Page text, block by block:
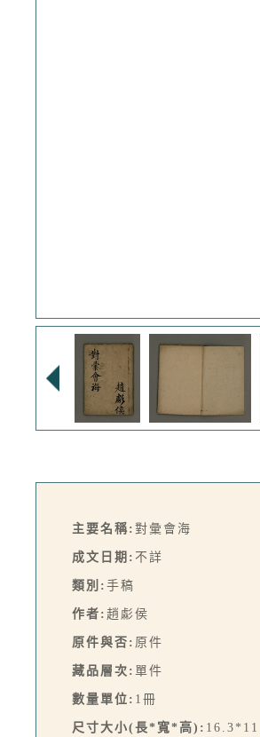
主要名稱: 對彙會海
成文日期: 不詳
類別: 手稿
作者: 趙虨侯
原件與否: 原件
藏品層次: 單件
數量單位: 1冊
尺寸大小(長*寬*高):